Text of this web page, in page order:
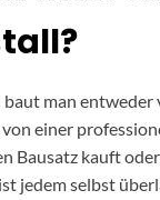
man
einer
Bausatz kauft
jedem selbst